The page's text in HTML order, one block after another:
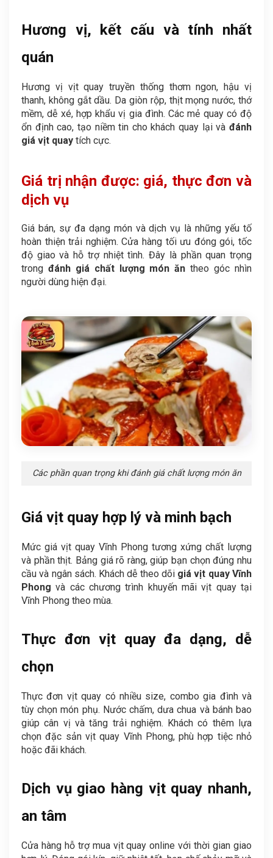
Hương vị, kết cấu và tính nhất
quán
Hương vị vịt quay truyền thống thơm ngon, hậu vị
thanh, không gắt dầu. Da giòn rộp, thịt mọng nước, thớ
mềm, dễ xé, hợp khẩu vị gia đình. Các mẻ quay có độ
ổn định cao, tạo niềm tin cho khách quay lại và đánh
giá vịt quay tích cực.
Giá trị nhận được: giá, thực đơn và
dịch vụ
Giá bán, sự đa dạng món và dịch vụ là những yếu tố
hoàn thiện trải nghiệm. Cửa hàng tối ưu đóng gói, tốc
độ giao và hỗ trợ nhiệt tình. Đây là phần quan trọng
trong đánh giá chất lượng món ăn theo góc nhìn
người dùng hiện đại.
Các phần quan trọng khi đánh giá chất lượng món ăn
Giá vịt quay hợp lý và minh bạch
Mức giá vịt quay Vĩnh Phong tương xứng chất lượng
và phần thịt. Bảng giá rõ ràng, giúp bạn chọn đúng nhu
cầu và ngân sách. Khách dễ theo dõi giá vịt quay Vĩnh
Phong và các chương trình khuyến mãi vịt quay tại
Vĩnh Phong theo mùa.
Thực đơn vịt quay đa dạng, dễ
chọn
Thực đơn vịt quay có nhiều size, combo gia đình và
tùy chọn món phụ. Nước chấm, dưa chua và bánh bao
giúp cân vị và tăng trải nghiệm. Khách có thêm lựa
chọn đặc sản vịt quay Vĩnh Phong, phù hợp tiệc nhỏ
hoặc đãi khách.
Dịch vụ giao hàng vịt quay nhanh,
an tâm
Cửa hàng hỗ trợ mua vịt quay online với thời gian giao